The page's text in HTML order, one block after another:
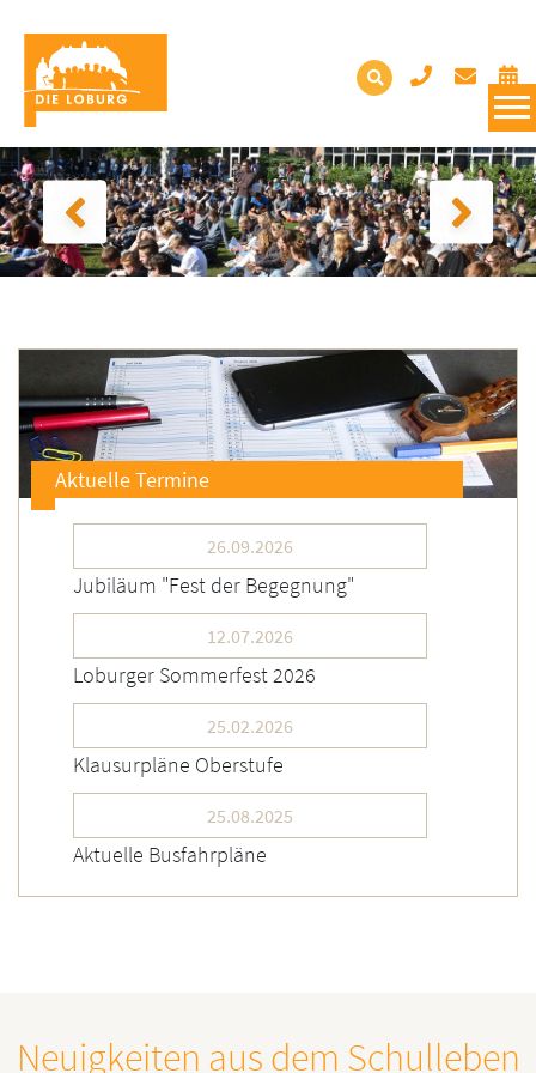
Aktuelle Termine
26.09.2026
Jubiläum "Fest der Begegnung"
12.07.2026
Loburger Sommerfest 2026
25.02.2026
Klausurpläne Oberstufe
25.08.2025
Aktuelle Busfahrpläne
Neuigkeiten aus dem Schulleben